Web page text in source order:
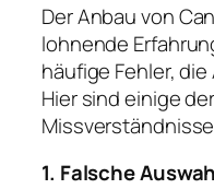
Der Anbau von
lohnende
häufige Fehler,
Hier sind einige
1. Falsche